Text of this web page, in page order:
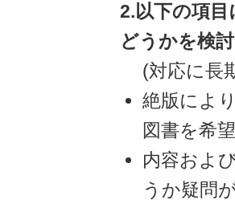
2.以下の項
どうかを検
(対応に長
絶版によ
図書を希
内容およ
うか疑問